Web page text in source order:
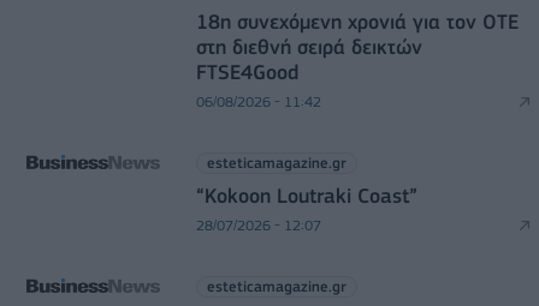
18η συνεχόμενη χρονιά για τον ΟΤΕ
στη διεθνή σειρά δεικτών
FTSE4Good
06/08/2026 - 11:42
esteticamagazine.gr
“Kokoon Loutraki Coast”
28/07/2026 - 12:07
esteticamagazine.gr